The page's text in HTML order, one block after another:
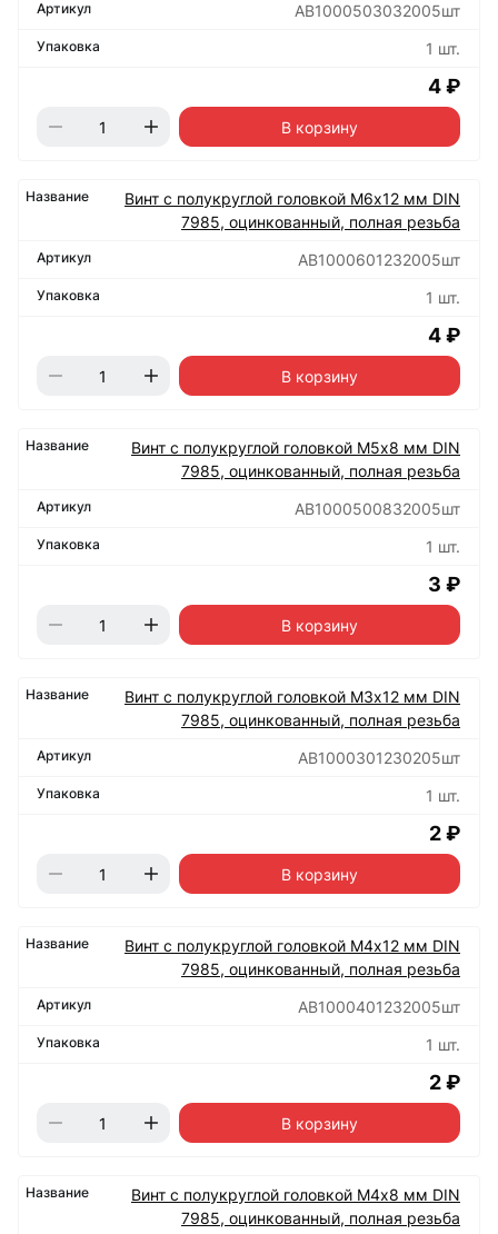
АВ1000503032005шт
1 шт.
4 ₽
В корзину
Винт с полукруглой головкой М6х12 мм DIN
7985, оцинкованный, полная резьба
АВ1000601232005шт
1 шт.
4 ₽
В корзину
Винт с полукруглой головкой М5х8 мм DIN
7985, оцинкованный, полная резьба
АВ1000500832005шт
1 шт.
3 ₽
В корзину
Винт с полукруглой головкой М3х12 мм DIN
7985, оцинкованный, полная резьба
АВ1000301230205шт
1 шт.
2 ₽
В корзину
Винт с полукруглой головкой М4х12 мм DIN
7985, оцинкованный, полная резьба
АВ1000401232005шт
1 шт.
2 ₽
В корзину
Винт с полукруглой головкой М4х8 мм DIN
7985, оцинкованный, полная резьба